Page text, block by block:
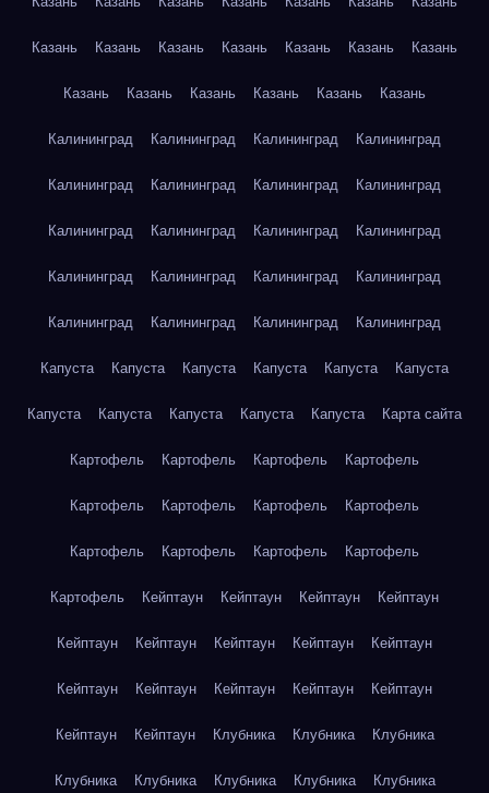
Казань Казань Казань Казань Казань Казань Казань
Казань Казань Казань Казань Казань Казань
Калининград Калининград Калининград Калининград
Калининград Калининград Калининград Калининград
Калининград Калининград Калининград Калининград
Калининград Калининград Калининград Калининград
Калининград Калининград Калининград Калининград
Капуста Капуста Капуста Капуста Капуста Капуста
Капуста Капуста Капуста Капуста Капуста Карта сайта
Картофель Картофель Картофель Картофель
Картофель Картофель Картофель Картофель
Картофель Картофель Картофель Картофель
Картофель Кейптаун Кейптаун Кейптаун Кейптаун
Кейптаун Кейптаун Кейптаун Кейптаун Кейптаун
Кейптаун Кейптаун Кейптаун Кейптаун Кейптаун
Кейптаун Кейптаун Клубника Клубника Клубника
Клубника Клубника Клубника Клубника Клубника